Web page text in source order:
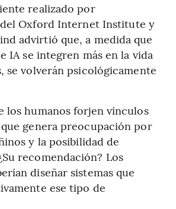
realizado por
Oxford Internet Institute y
advirtió que, a medida que
IA se integren más en la vida
se volverán psicológicamente
los humanos forjen vínculos
genera preocupación por
y la posibilidad de
recomendación? Los
diseñar sistemas que
ese tipo de